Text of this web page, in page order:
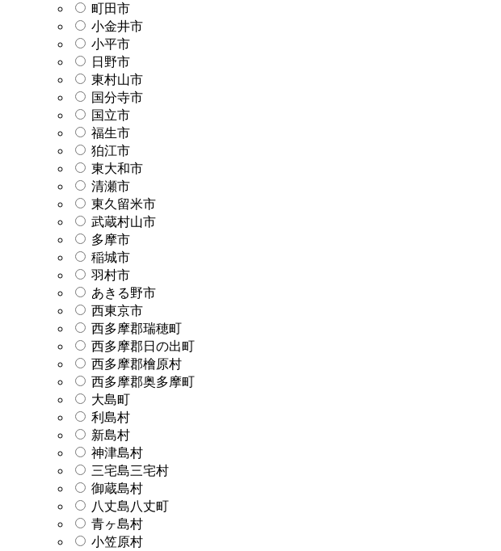
町田市
小金井市
小平市
日野市
東村山市
国分寺市
国立市
福生市
狛江市
東大和市
清瀬市
東久留米市
武蔵村山市
多摩市
稲城市
羽村市
あきる野市
西東京市
西多摩郡瑞穂町
西多摩郡日の出町
西多摩郡檜原村
西多摩郡奥多摩町
大島町
利島村
新島村
神津島村
三宅島三宅村
御蔵島村
八丈島八丈町
青ヶ島村
小笠原村